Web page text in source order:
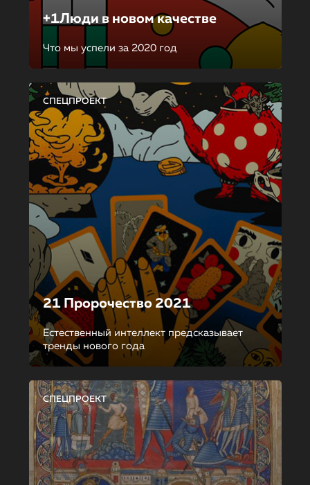
+1Люди в новом качестве
Что мы успели за 2020 год
СПЕЦПРОЕКТ
21 Пророчество 2021
Естественный интеллект предсказывает
тренды нового года
СПЕЦПРОЕКТ